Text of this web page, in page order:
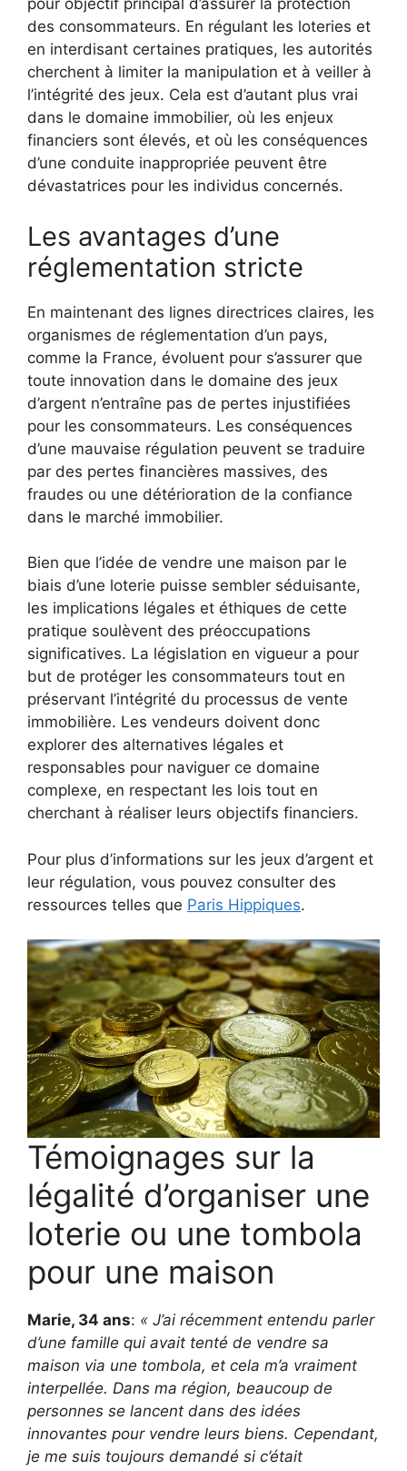
pour objectif principal d’assurer la protection
des consommateurs. En régulant les loteries et
en interdisant certaines pratiques, les autorités
cherchent à limiter la manipulation et à veiller à
l’intégrité des jeux. Cela est d’autant plus vrai
dans le domaine immobilier, où les enjeux
financiers sont élevés, et où les conséquences
d’une conduite inappropriée peuvent être
dévastatrices pour les individus concernés.
Les avantages d’une
réglementation stricte
En maintenant des lignes directrices claires, les
organismes de réglementation d’un pays,
comme la France, évoluent pour s’assurer que
toute innovation dans le domaine des jeux
d’argent n’entraîne pas de pertes injustifiées
pour les consommateurs. Les conséquences
d’une mauvaise régulation peuvent se traduire
par des pertes financières massives, des
fraudes ou une détérioration de la confiance
dans le marché immobilier.
Bien que l’idée de vendre une maison par le
biais d’une loterie puisse sembler séduisante,
les implications légales et éthiques de cette
pratique soulèvent des préoccupations
significatives. La législation en vigueur a pour
but de protéger les consommateurs tout en
préservant l’intégrité du processus de vente
immobilière. Les vendeurs doivent donc
explorer des alternatives légales et
responsables pour naviguer ce domaine
complexe, en respectant les lois tout en
cherchant à réaliser leurs objectifs financiers.
Pour plus d’informations sur les jeux d’argent et
leur régulation, vous pouvez consulter des
ressources telles que Paris Hippiques.
Témoignages sur la
légalité d’organiser une
loterie ou une tombola
pour une maison
Marie, 34 ans: « J’ai récemment entendu parler
d’une famille qui avait tenté de vendre sa
maison via une tombola, et cela m’a vraiment
interpellée. Dans ma région, beaucoup de
personnes se lancent dans des idées
innovantes pour vendre leurs biens. Cependant,
je me suis toujours demandé si c’était